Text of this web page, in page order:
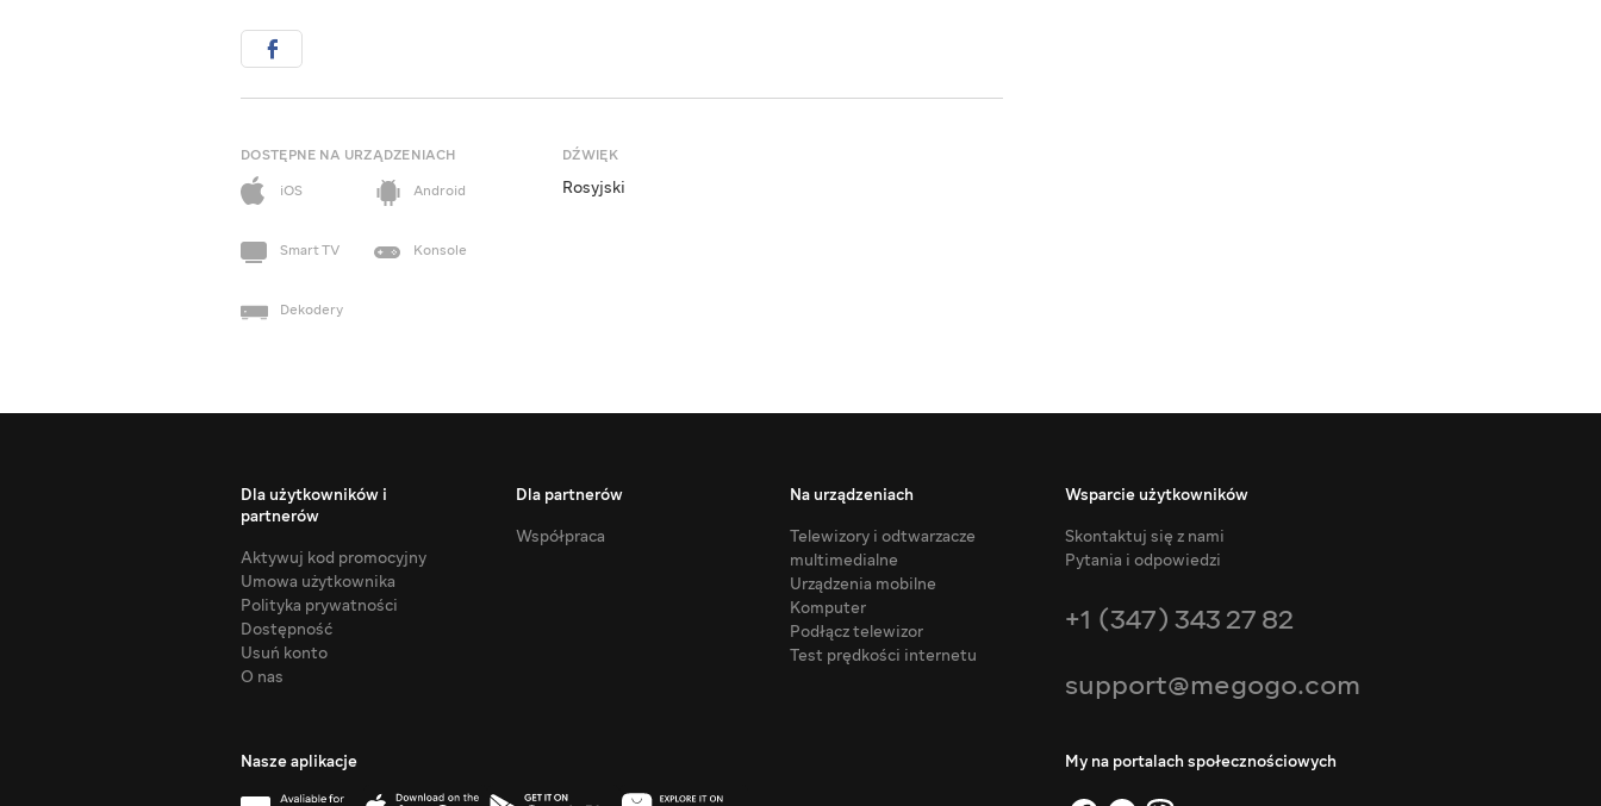
DOSTĘPNE NA URZĄDZENIACH
iOS
Android
Smart TV Konsole
Dekodery
DŹWIĘK
Rosyjski
Dla użytkowników i
partnerów
Aktywuj kod promocyjny
Umowa użytkownika
Polityka prywatności
Dostępność
Usuń konto
O nas
Dla partnerów
Współpraca
Na urządzeniach
Telewizory i odtwarzacze
multimedialne
Urządzenia mobilne
Komputer
Podłącz telewizor
Test prędkości internetu
Wsparcie użytkowników
Skontaktuj się z nami
Pytania i odpowiedzi
+1 (347) 343 27 82
support@megogo.com
Nasze aplikacje My na portalach społecznościowych